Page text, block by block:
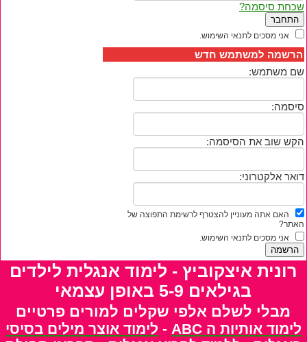
שכחת סיסמה?
אני מסכים לתנאי השימוש.
הרשמה למשתמש חדש
שם משתמש:
סיסמה:
הקש שוב את הסיסמה:
דואר אלקטרוני:
האם אתה מעוניין להצטרף לרשימת התפוצה של
האתר?
אני מסכים לתנאי השימוש.
רונית איצקוביץ - לימוד אנגלית לילדים
בגילאים 5-9 באופן עצמאי
מבלי לשלם אלפי שקלים למורים פרטיים
לימוד אותיות ה ABC - לימוד אוצר מילים בסיסי